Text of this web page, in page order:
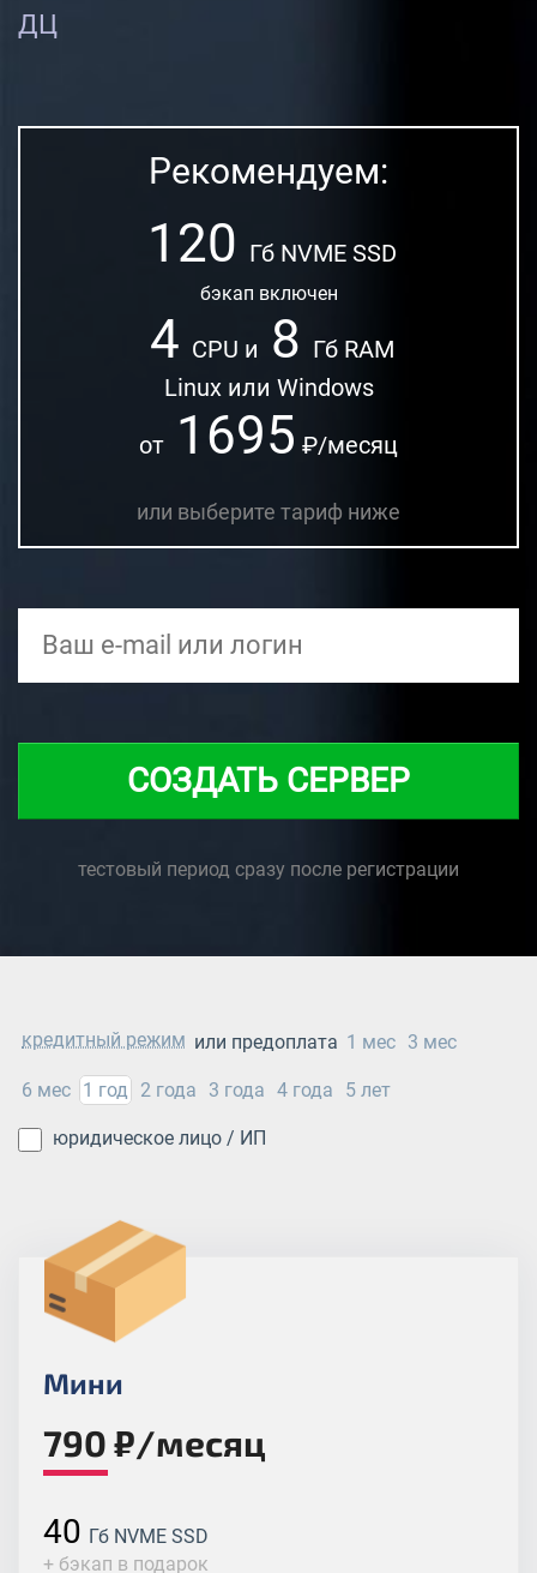
ДЦ
Рекомендуем:
120 Гб NVME SSD
бэкап включен
4 CPU и 8 Гб RAM
Linux или Windows
от 1695 ₽/месяц
или выберите тариф ниже
СОЗДАТЬ СЕРВЕР
тестовый период сразу после регистрации
кредитный режим или предоплата 1 мес 3 мес
6 мес 1 год 2 года 3 года 4 года 5 лет
юридическое лицо / ИП
Мини
790 ₽/месяц
40 Гб NVME SSD
+ бэкап в подарок